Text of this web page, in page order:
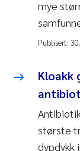
mye
Publisert:
Kloakk
største
dypdykk